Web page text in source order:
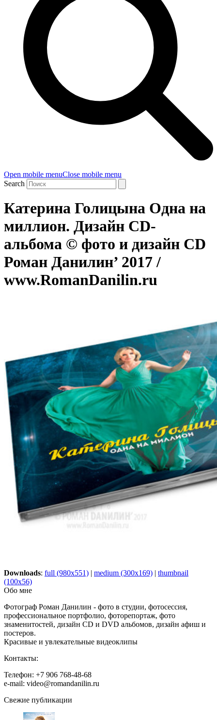
Open mobile menuClose mobile menu
Search
Катерина Голицына Одна на
миллион. Дизайн CD-
альбома © фото и дизайн CD
Роман Данилин’ 2017 /
www.RomanDanilin.ru
Downloads: full (980x551) | medium (300x169) | thumbnail
(100x56)
Обо мне
Фотограф Роман Данилин - фото в студии, фотосессия,
профессиональное портфолио, фоторепортаж, фото
знаменитостей, дизайн CD и DVD альбомов, дизайн афиш и
постеров.
Красивые и увлекательные видеоклипы
Контакты:
Телефон: +7 906 768-48-68
e-mail: video@romandanilin.ru
Свежие публикации